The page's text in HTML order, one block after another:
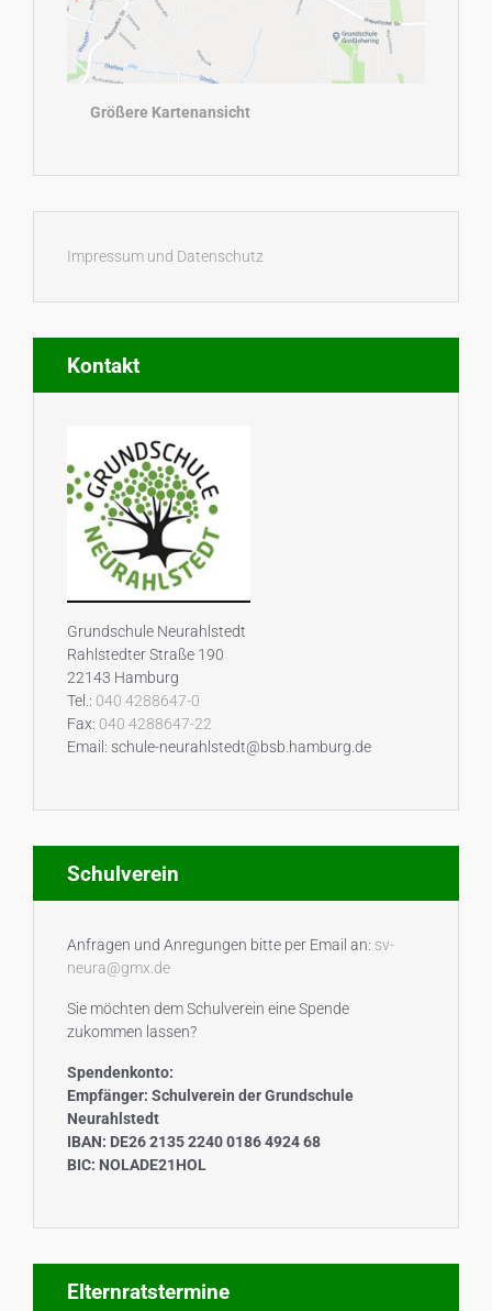
Größere Kartenansicht
Impressum und Datenschutz
Kontakt
Grundschule Neurahlstedt
Rahlstedter Straße 190
22143 Hamburg
Tel.: 040 4288647-0
Fax: 040 4288647-22
Email: schule-neurahlstedt@bsb.hamburg.de
Schulverein
Anfragen und Anregungen bitte per Email an: sv-
neura@gmx.de
Sie möchten dem Schulverein eine Spende
zukommen lassen?
Spendenkonto:
Empfänger: Schulverein der Grundschule
Neurahlstedt
IBAN: DE26 2135 2240 0186 4924 68
BIC: NOLADE21HOL
Elternratstermine